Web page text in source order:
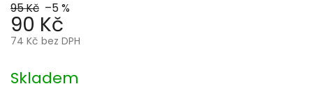
95 Kč –5 %
90 Kč
74 Kč bez DPH
cena:
Skladem